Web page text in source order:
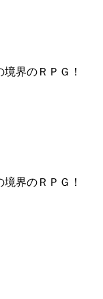
界のＲＰＧ！
界のＲＰＧ！